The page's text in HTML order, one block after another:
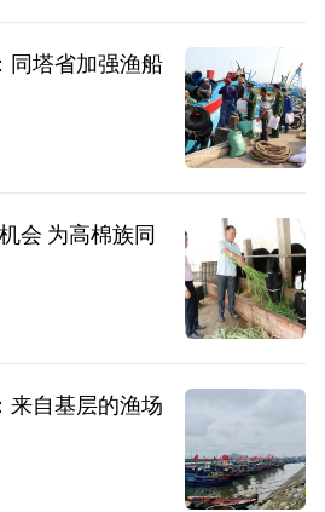
同塔省加强渔船
会 为高棉族同
来自基层的渔场